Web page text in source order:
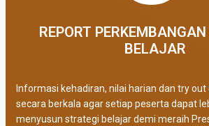
REPORT PERKEMBANGAN
BELAJAR ​
Informasi kehadiran, nilai harian dan try out
secara berkala agar setiap peserta dapat
menyusun strategi belajar demi meraih